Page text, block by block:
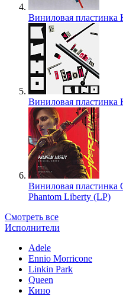
Виниловая пластинка
Виниловая
Виниловая пластинка
Phantom Liberty (LP)
Смотреть все
Исполнители
Adele
Ennio Morricone
Linkin Park
Queen
Кино